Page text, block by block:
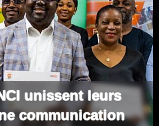
unissent leurs
communication